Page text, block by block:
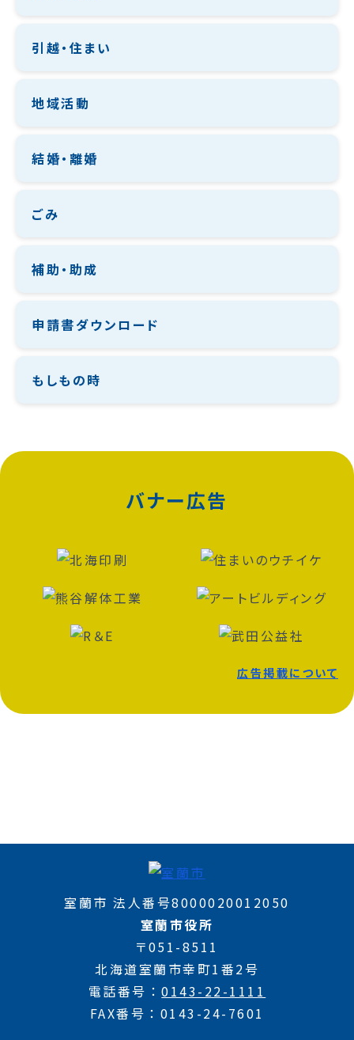
引越・住まい
地域活動
結婚・離婚
ごみ
補助・助成
申請書ダウンロード
もしもの時
バナー広告
広告掲載について
室蘭市 法人番号8000020012050
室蘭市役所
〒051-8511
北海道室蘭市幸町1番2号
電話番号
0143-22-1111
FAX番号
0143-24-7601